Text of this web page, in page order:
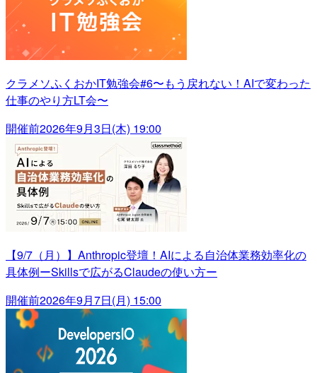
クラメソふくおかIT勉強会#6〜もう戻れない！AIで変わった
仕事のやり方LT会〜
開催前2026年9月3日(木) 19:00
【9/7（月）】Anthropic登壇！AIによる自治体業務効率化の
具体例ーSkillsで広がるClaudeの使い方ー
開催前2026年9月7日(月) 15:00